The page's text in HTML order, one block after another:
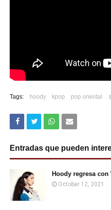
Tags: hoody kpop pop oriental
Entradas que pueden
Hoody regresa
October 12, 2021